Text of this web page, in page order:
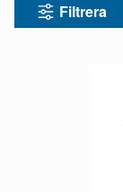
Filtrera